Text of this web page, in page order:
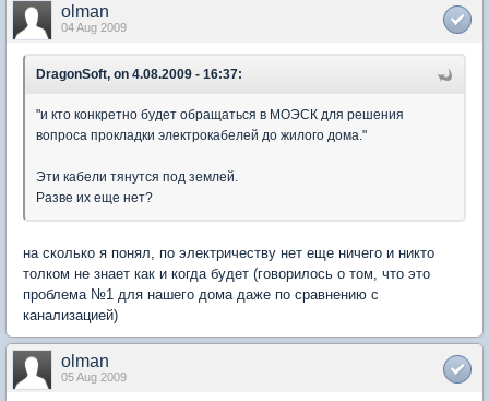
olman
04 Aug 2009
DragonSoft, on 4.08.2009 - 16:37:
"и кто конкретно будет обращаться в МОЭСК для решения
вопроса прокладки электрокабелей до жилого дома."
Эти кабели тянутся под землей.
Разве их еще нет?
на сколько я понял, по электричеству нет еще ничего и никто
толком не знает как и когда будет (говорилось о том, что это
проблема №1 для нашего дома даже по сравнению с
канализацией)
olman
05 Aug 2009